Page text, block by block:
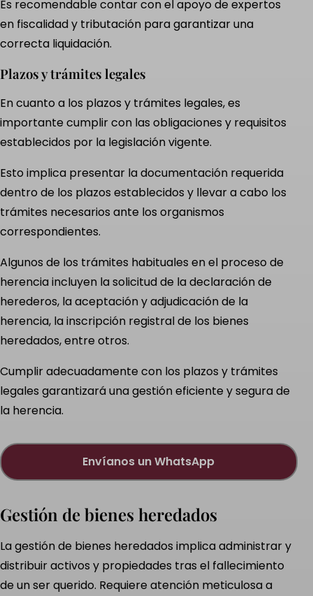
Es recomendable contar con el apoyo de expertos
en fiscalidad y tributación para garantizar una
correcta liquidación.
Plazos y trámites legales
En cuanto a los plazos y trámites legales, es
importante cumplir con las obligaciones y requisitos
establecidos por la legislación vigente.
Esto implica presentar la documentación requerida
dentro de los plazos establecidos y llevar a cabo los
trámites necesarios ante los organismos
correspondientes.
Algunos de los trámites habituales en el proceso de
herencia incluyen la solicitud de la declaración de
herederos, la aceptación y adjudicación de la
herencia, la inscripción registral de los bienes
heredados, entre otros.
Cumplir adecuadamente con los plazos y trámites
legales garantizará una gestión eficiente y segura de
la herencia.
envíanos un WhatsApp
Gestión de bienes heredados
La gestión de bienes heredados implica administrar y
distribuir activos y propiedades tras el fallecimiento
de un ser querido. Requiere atención meticulosa a